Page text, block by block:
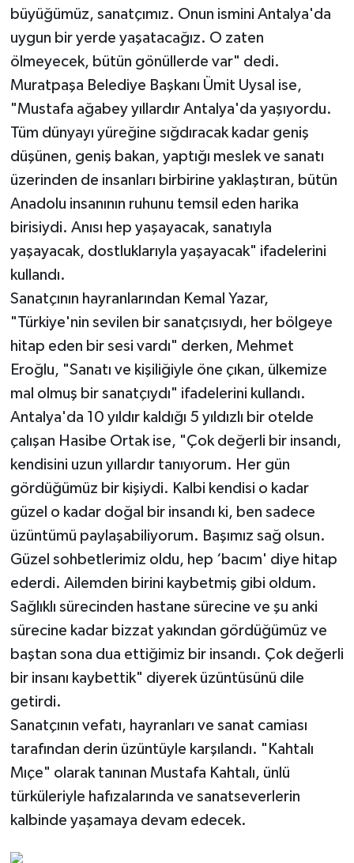
büyüğümüz, sanatçımız. Onun ismini Antalya'da
uygun bir yerde yaşatacağız. O zaten
ölmeyecek, bütün gönüllerde var" dedi.
Muratpaşa Belediye Başkanı Ümit Uysal ise,
"Mustafa ağabey yıllardır Antalya'da yaşıyordu.
Tüm dünyayı yüreğine sığdıracak kadar geniş
düşünen, geniş bakan, yaptığı meslek ve sanatı
üzerinden de insanları birbirine yaklaştıran, bütün
Anadolu insanının ruhunu temsil eden harika
birisiydi. Anısı hep yaşayacak, sanatıyla
yaşayacak, dostluklarıyla yaşayacak" ifadelerini
kullandı.
Sanatçının hayranlarından Kemal Yazar,
"Türkiye'nin sevilen bir sanatçısıydı, her bölgeye
hitap eden bir sesi vardı" derken, Mehmet
Eroğlu, "Sanatı ve kişiliğiyle öne çıkan, ülkemize
mal olmuş bir sanatçıydı" ifadelerini kullandı.
Antalya'da 10 yıldır kaldığı 5 yıldızlı bir otelde
çalışan Hasibe Ortak ise, "Çok değerli bir insandı,
kendisini uzun yıllardır tanıyorum. Her gün
gördüğümüz bir kişiydi. Kalbi kendisi o kadar
güzel o kadar doğal bir insandı ki, ben sadece
üzüntümü paylaşabiliyorum. Başımız sağ olsun.
Güzel sohbetlerimiz oldu, hep ‘bacım' diye hitap
ederdi. Ailemden birini kaybetmiş gibi oldum.
Sağlıklı sürecinden hastane sürecine ve şu anki
sürecine kadar bizzat yakından gördüğümüz ve
baştan sona dua ettiğimiz bir insandı. Çok değerli
bir insanı kaybettik" diyerek üzüntüsünü dile
getirdi.
Sanatçının vefatı, hayranları ve sanat camiası
tarafından derin üzüntüyle karşılandı. "Kahtalı
Mıçe" olarak tanınan Mustafa Kahtalı, ünlü
türküleriyle hafızalarında ve sanatseverlerin
kalbinde yaşamaya devam edecek.